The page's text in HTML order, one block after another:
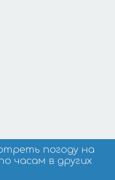
погоду на
часам в других